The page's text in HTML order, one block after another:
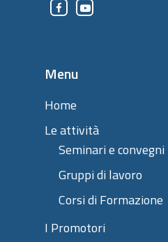
Menu
Home
Le attività
Seminari e convegni
Gruppi di lavoro
Corsi di Formazione
I Promotori